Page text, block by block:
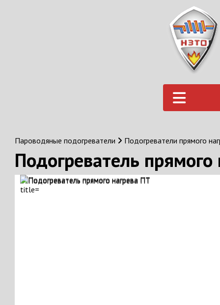
Пароводяные подогреватели Подогреватели прямого
Подогреватель прямого